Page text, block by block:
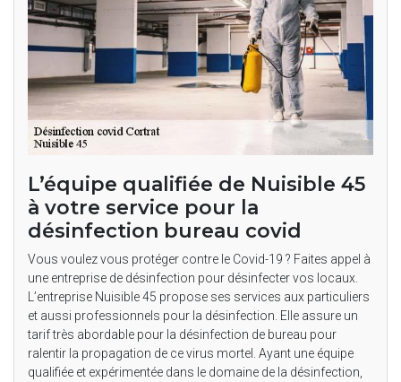
L’équipe qualifiée de Nuisible 45
à votre service pour la
désinfection bureau covid
Vous voulez vous protéger contre le Covid-19 ? Faites appel à
une entreprise de désinfection pour désinfecter vos locaux.
L’entreprise Nuisible 45 propose ses services aux particuliers
et aussi professionnels pour la désinfection. Elle assure un
tarif très abordable pour la désinfection de bureau pour
ralentir la propagation de ce virus mortel. Ayant une équipe
qualifiée et expérimentée dans le domaine de la désinfection,